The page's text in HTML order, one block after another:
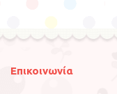
Επικοινωνία